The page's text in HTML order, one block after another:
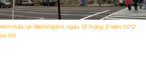
thấy tại Washington, ngày 18 tháng 3 năm 2012.
trữ